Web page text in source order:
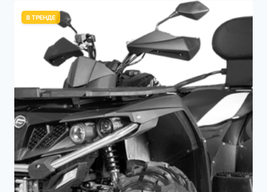
В ТРЕНДЕ